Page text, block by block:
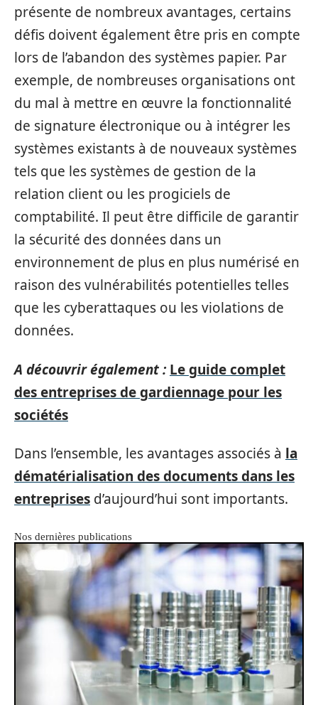
présente de nombreux avantages, certains
défis doivent également être pris en compte
lors de l’abandon des systèmes papier. Par
exemple, de nombreuses organisations ont
du mal à mettre en œuvre la fonctionnalité
de signature électronique ou à intégrer les
systèmes existants à de nouveaux systèmes
tels que les systèmes de gestion de la
relation client ou les progiciels de
comptabilité. Il peut être difficile de garantir
la sécurité des données dans un
environnement de plus en plus numérisé en
raison des vulnérabilités potentielles telles
que les cyberattaques ou les violations de
données.
A découvrir également : Le guide complet
des entreprises de gardiennage pour les
sociétés
Dans l’ensemble, les avantages associés à la
dématérialisation des documents dans les
entreprises d’aujourd’hui sont importants.
Nos dernières publications